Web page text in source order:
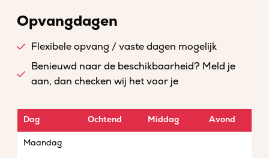
Opvangdagen
Flexibele opvang / vaste dagen mogelijk
Benieuwd naar de beschikbaarheid? Meld je
aan, dan checken wij het voor je
Dag Ochtend Middag Avond
Maandag